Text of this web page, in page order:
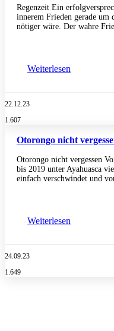
Regenzeit Ein
innerem Frieden gerade um
nötiger wäre. Der wahre
Weiterlesen
22.12.23
1.607
Otorongo nicht
Otorongo nicht vergessen
bis 2019 unter Ayahuasca
einfach verschwindet und
Weiterlesen
24.09.23
1.649